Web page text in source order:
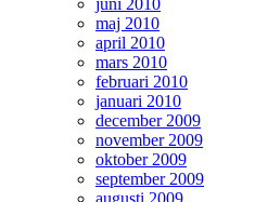
juni 2010
maj 2010
april 2010
mars 2010
februari 2010
januari 2010
december 2009
november 2009
oktober 2009
september 2009
augusti 2009